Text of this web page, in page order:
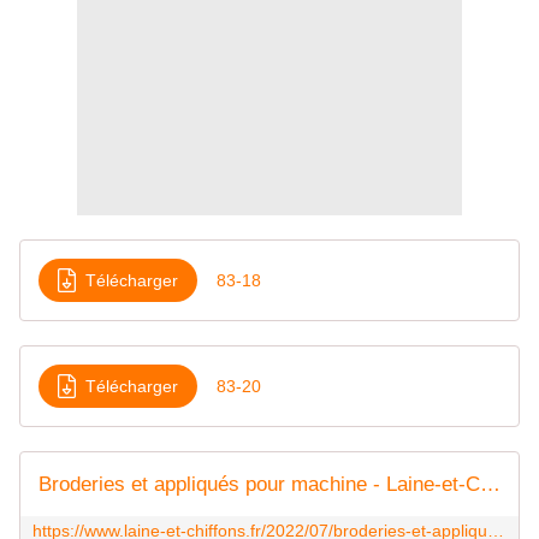
Télécharger 83-18
Télécharger 83-20
Broderies et appliqués pour machine - Laine-et-Chiffons